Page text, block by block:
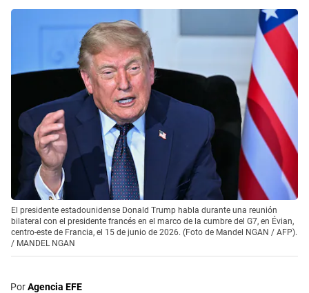
El presidente estadounidense Donald Trump habla durante una reunión
bilateral con el presidente francés en el marco de la cumbre del G7, en Évian,
centro-este de Francia, el 15 de junio de 2026. (Foto de Mandel NGAN / AFP).
/ MANDEL NGAN
PorAgencia EFE